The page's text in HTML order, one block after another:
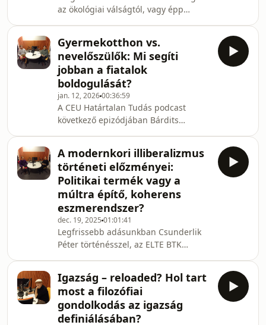
Ádám kifejti, hogy a mesterséges
intelligencia további fejlesztésében a
különféle tudományágaknak érteniük
kell egym
az ökológiai válságtól, vagy épp
adásában Takács-Sánta András
humánökológussal, az ELTE
Társadalomtudományi Karának
egyetemi docensével beszélgetünk a
„zöld növekedés” illúziójáról, a
klímakatasztrófa-narratívák csapdáiról
és arról a bizonyos harmadik útról,
amely nem fogadja el sem az
összeomlásba
Gyermekotthon vs.
nevelőszülők: Mi segíti
jobban a fiatalok
boldogulását?
jan. 12, 202600:36:59
A CEU Határtalan Tudás podcast
következő epizódjában Bárdits
posztdoktori kutatójával és a KRTK KTI
tudományos munkatársával
beszélgetünk arról, hogy milyen
hosszú távú életkilátásokkal
rendelkeznek azok a fiatalok, akik
állami gyermekotthonban, illetve
nevelőszülőknél nőnek fel
Magyarországon. Egy nagymintás
kutatás eredményein keresztül szó
A modernkori illiberalizmus
történeti előzményei:
Politikai termék vagy a
múltra építő, koherens
eszmerendszer?
dec. 19, 2025 01:01:41
Legfrissebb adásunkban Csunderlik
Péter történésszel, az ELTE BTK
munkatársával arról beszélgettünk,
milyen történelmi előképei vannak az
Orbán Viktor által 2014-ben
meghirdetett illiberális eszmének,
Igazság – reloaded? Hol tart
most a filozófiai
gondolkodás az igazság
definiálásában?